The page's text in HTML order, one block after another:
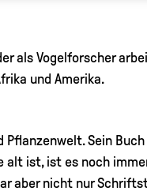
als Vogelforscher
und Amerika.
Sein
alt ist, ist es noch
aber nicht nur